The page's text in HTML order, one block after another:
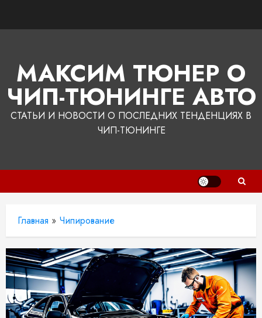
МАКСИМ ТЮНЕР О
ЧИП-ТЮНИНГЕ АВТО
СТАТЬИ И НОВОСТИ О ПОСЛЕДНИХ ТЕНДЕНЦИЯХ В
ЧИП-ТЮНИНГЕ
Главная » Чипирование